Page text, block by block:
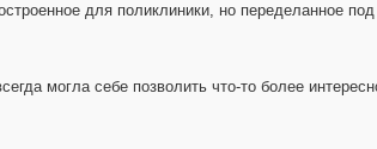
для поликлиники, но переделанное
могла себе позволить что-то более